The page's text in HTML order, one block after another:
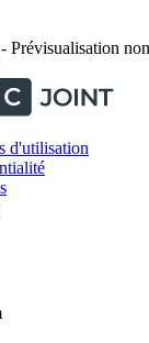
Prévisualisation
d'utilisation